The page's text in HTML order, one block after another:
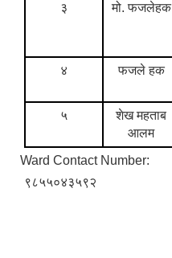
३ मो. फजलेहक
४ फजले हक
५
शेख महताब
आलम
Ward Contact Number:
९८५५०४३५९२